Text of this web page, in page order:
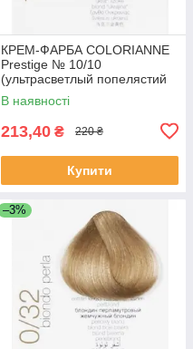
КРЕМ-ФАРБА COLORIANNE
Prestige № 10/10
(ультрасветлый попелястий
блонд)
В наявності
213,40 ₴ 220 ₴
Купити
–3%